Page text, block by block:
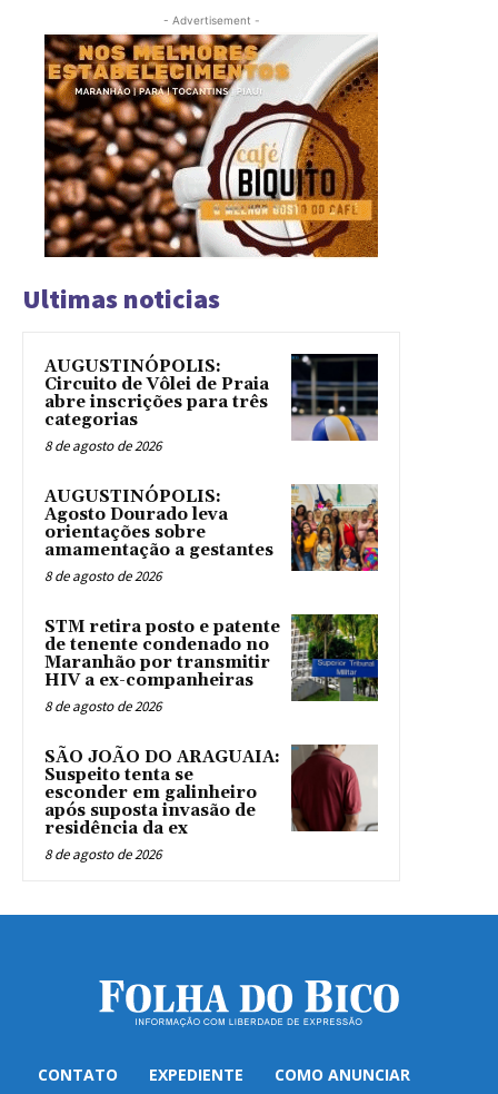
- Advertisement -
Ultimas noticias
AUGUSTINÓPOLIS:
Circuito de Vôlei de Praia
abre inscrições para três
categorias
8 de agosto de 2026
AUGUSTINÓPOLIS:
Agosto Dourado leva
orientações sobre
amamentação a gestantes
8 de agosto de 2026
STM retira posto e patente
de tenente condenado no
Maranhão por transmitir
HIV a ex-companheiras
8 de agosto de 2026
SÃO JOÃO DO ARAGUAIA:
Suspeito tenta se
esconder em galinheiro
após suposta invasão de
residência da ex
8 de agosto de 2026
CONTATO EXPEDIENTE COMO ANUNCIAR